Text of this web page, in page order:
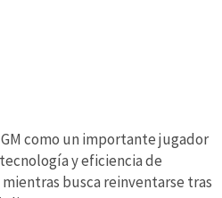
como un importante jugador
y eficiencia de
busca reinventarse tras